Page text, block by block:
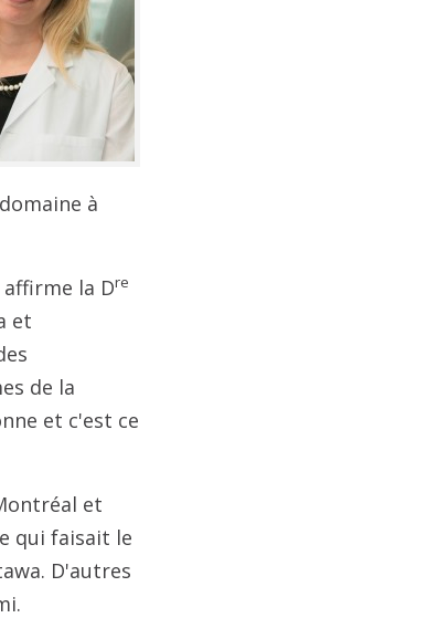
à
la Dre
et
de la
et c'est ce
et
qui faisait le
D'autres